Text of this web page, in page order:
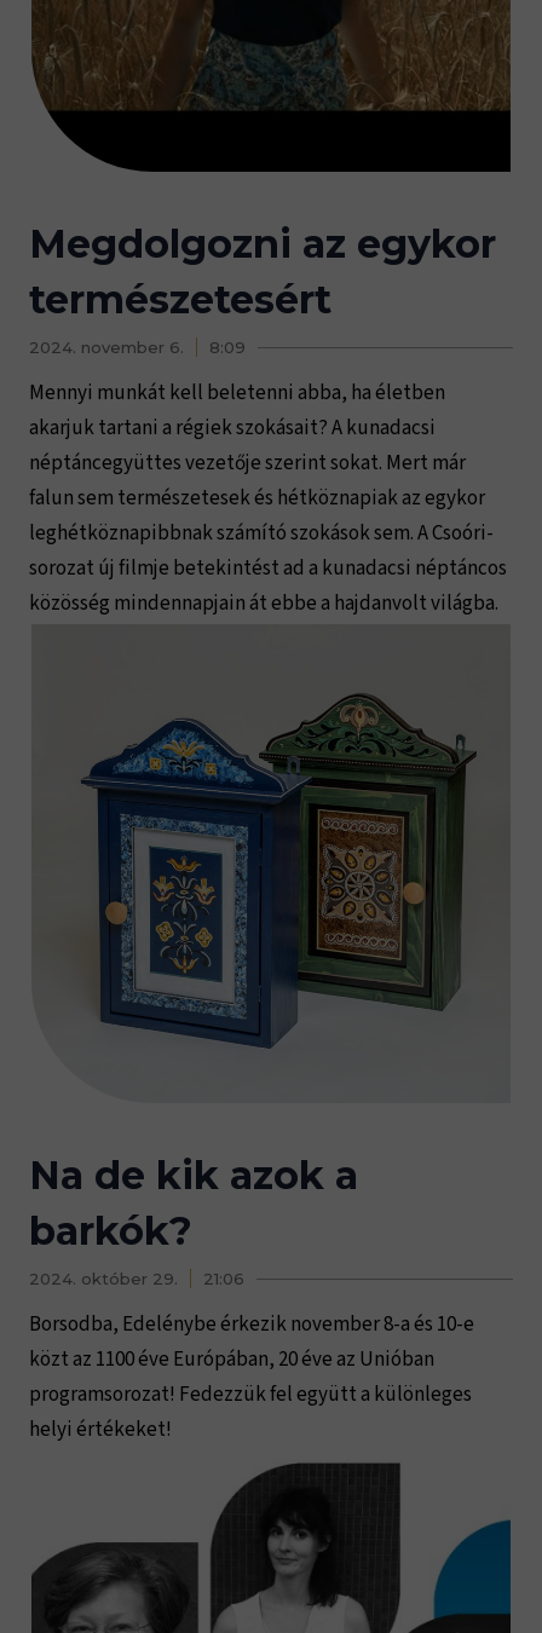
Megdolgozni az egykor
természetesért
2024. november 6. 8:09
Mennyi munkát kell beletenni abba, ha életben
akarjuk tartani a régiek szokásait? A kunadacsi
néptáncegyüttes vezetője szerint sokat. Mert már
falun sem természetesek és hétköznapiak az egykor
leghétköznapibbnak számító szokások sem. A Csoóri-
sorozat új filmje betekintést ad a kunadacsi néptáncos
közösség mindennapjain át ebbe a hajdanvolt világba.
Na de kik azok a
barkók?
2024. október 29. 21:06
Borsodba, Edelénybe érkezik november 8-a és 10-e
közt az 1100 éve Európában, 20 éve az Unióban
programsorozat! Fedezzük fel együtt a különleges
helyi értékeket!